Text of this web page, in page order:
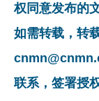
权同意发布的
如需转载，转
联系，签署授